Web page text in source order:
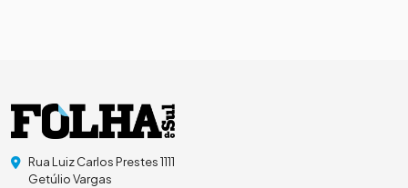
Rua Luiz Carlos Prestes 1111
Getúlio Vargas